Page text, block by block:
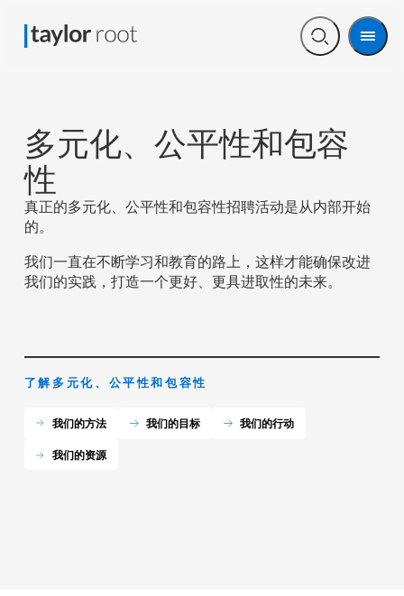
Open
Menu
多元化、公平性和包容
性
真正的多元化、公平性和包容性招聘活动是从内部开始
的。
我们一直在不断学习和教育的路上，这样才能确保改进
我们的实践，打造一个更好、更具进取性的未来。
了解多元化、公平性和包容性
我们的方法 我们的目标 我们的行动
我们的资源